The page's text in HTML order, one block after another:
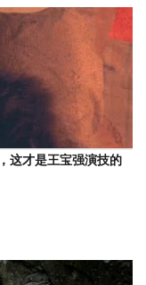
这才是王宝强演技的